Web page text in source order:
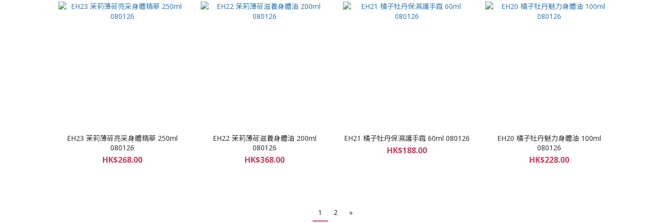
EH23 茉莉薄荷亮采身體精華 250ml
080126
HK$268.00
EH22 茉莉薄荷滋養身體油 200ml
080126
HK$368.00
EH21 橘子牡丹保濕護手霜 60ml 080126
HK$188.00
EH20 橘子牡丹魅力身體油 100ml
080126
HK$228.00
1 2 »